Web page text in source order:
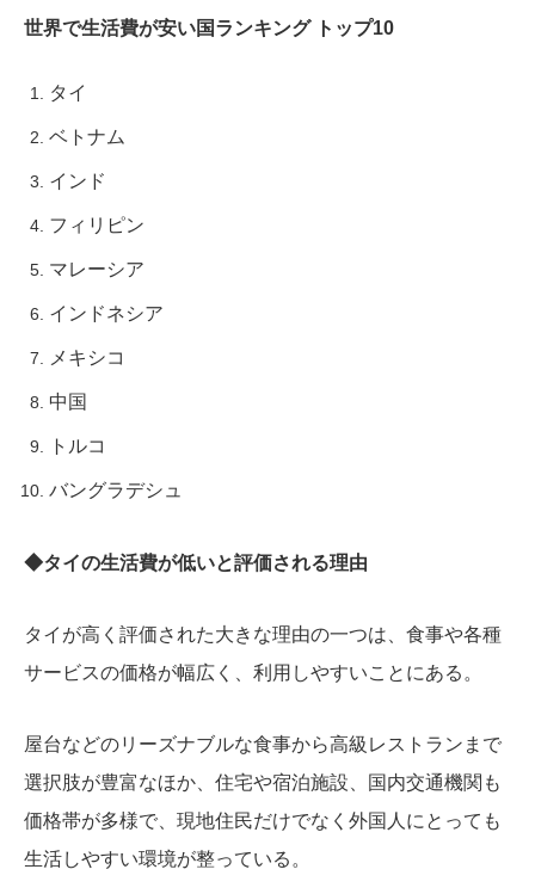
世界で生活費が安い国ランキング トップ10
タイ
ベトナム
インド
フィリピン
マレーシア
インドネシア
メキシコ
中国
トルコ
バングラデシュ
◆タイの生活費が低いと評価される理由
タイが高く評価された大きな理由の一つは、食事や各種
サービスの価格が幅広く、利用しやすいことにある。
屋台などのリーズナブルな食事から高級レストランまで
選択肢が豊富なほか、住宅や宿泊施設、国内交通機関も
価格帯が多様で、現地住民だけでなく外国人にとっても
生活しやすい環境が整っている。